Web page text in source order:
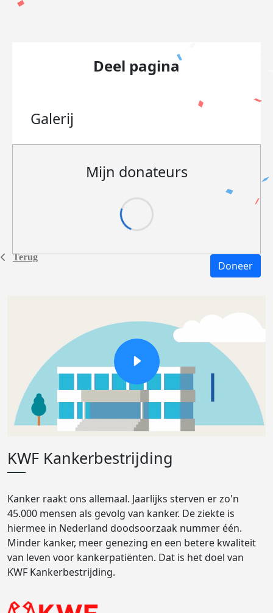
Terug
Deel pagina
Galerij
Mijn donateurs
Doneer
KWF Kankerbestrijding
Kanker raakt ons allemaal. Jaarlijks sterven er zo'n
45.000 mensen als gevolg van kanker. De ziekte is
hiermee in Nederland doodsoorzaak nummer één.
Minder kanker, meer genezing en een betere kwaliteit
van leven voor kankerpatiënten. Dat is het doel van
KWF Kankerbestrijding.